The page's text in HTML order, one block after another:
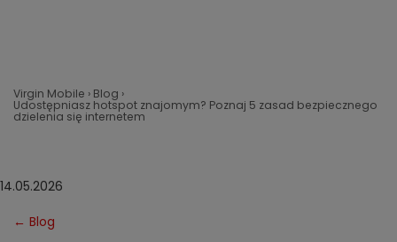
Virgin Mobile Blog
Udostępniasz hotspot znajomym? Poznaj 5 zasad bezpiecznego
dzielenia się internetem
14.05.2026
← Blog